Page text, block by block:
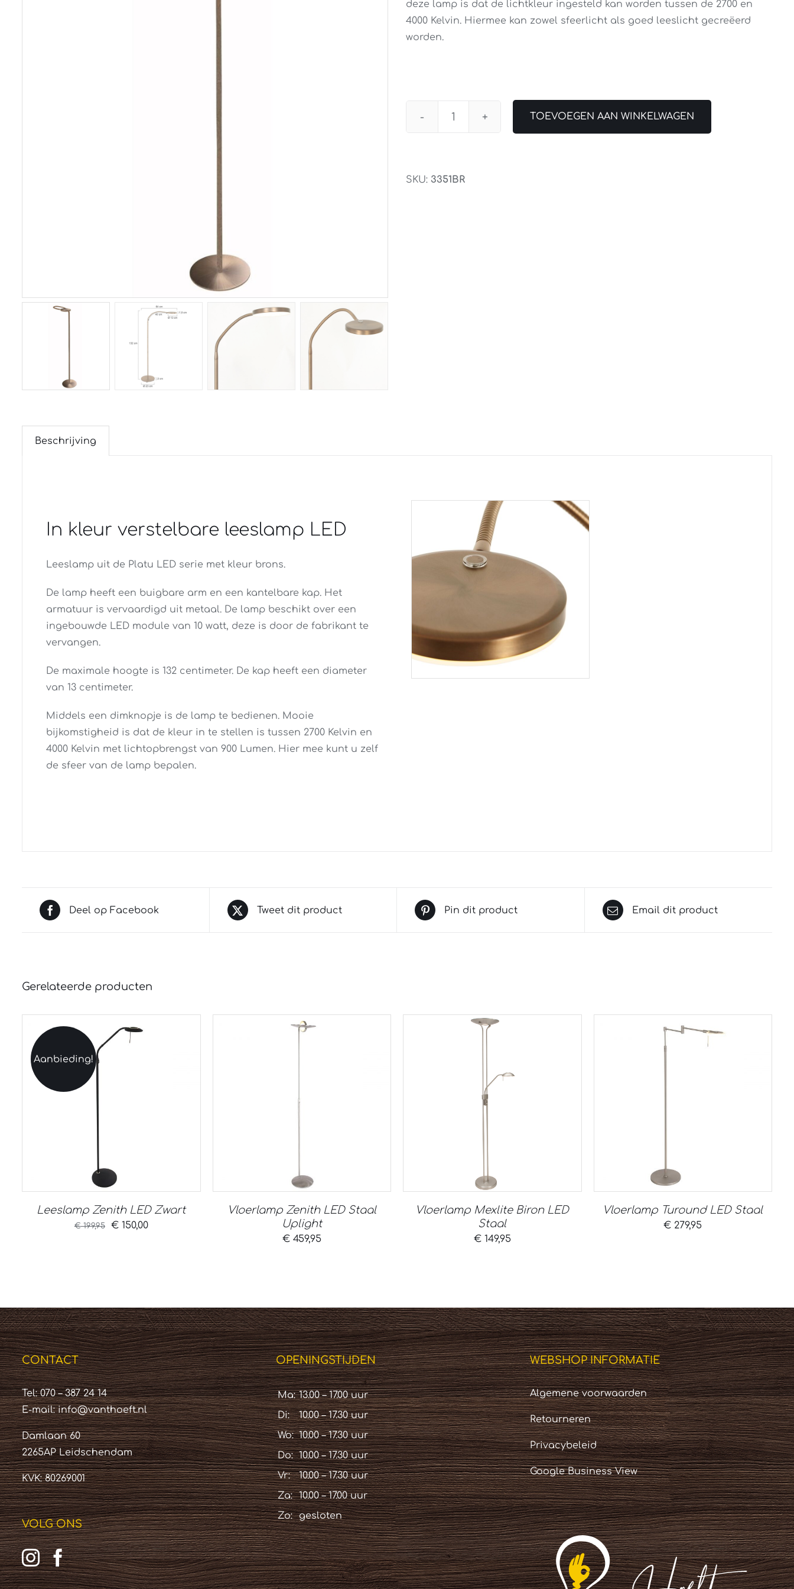
deze lamp is dat de lichtkleur ingesteld kan worden tussen de 2700 en
4000 Kelvin. Hiermee kan zowel sfeerlicht als goed leeslicht gecreëerd
worden.
Leeslamp
Brons
TOEVOEGEN AAN WINKELWAGEN
SKU: 3351BR
Beschrijving
In kleur verstelbare leeslamp LED
Leeslamp uit de Platu LED serie met kleur brons.
De lamp heeft een buigbare arm en een kantelbare kap. Het
armatuur is vervaardigd uit metaal. De lamp beschikt over een
ingebouwde LED module van 10 watt, deze is door de fabrikant te
vervangen.
De maximale hoogte is 132 centimeter. De kap heeft een diameter
van 13 centimeter.
Middels een dimknopje is de lamp te bedienen. Mooie
bijkomstigheid is dat de kleur in te stellen is tussen 2700 Kelvin en
4000 Kelvin met lichtopbrengst van 900 Lumen. Hier mee kunt u zelf
de sfeer van de lamp bepalen.
Deel op Facebook Tweet dit product Pin dit product Email dit product
Gerelateerde producten
Aanbieding!
Leeslamp Zenith LED Zwart
€199,95
Oorspronkelijke
€150,00Huidige
Vloerlamp Zenith LED Staal
Uplight
€459,95
Vloerlamp Mexlite Biron LED
Staal
€149,95
Vloerlamp Turound LED Staal
€ 279,95
CONTACT
Tel: 070 – 387 24 14
E-mail:info@vanthoeft.nl
Damlaan 60
2265AP Leidschendam
KVK: 80269001
VOLG ONS
OPENINGSTIJDEN
Ma: 13.00 – 17.00 uur
Di:
10.00 – 17.30 uur
Wo: 10.00 – 17.30 uur
Do: 10.00 – 17.30 uur
Vr:
10.00 – 17.30 uur
Za:
10.00 – 17.00 uur
Zo:
gesloten
WEBSHOP INFORMATIE
Algemene voorwaarden
Retourneren
Privacybeleid
Google Business View